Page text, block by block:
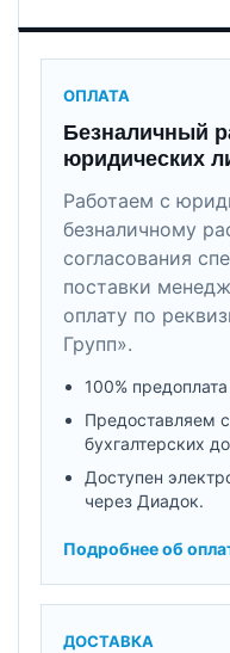
ОПЛАТА
Безналичный
юридических
Работаем с
безналичному
согласования
поставки
оплату по
Групп».
100%
Предоставляем
бухгалтерских
Доступен
через Диадок.
Подробнее об
ДОСТАВКА